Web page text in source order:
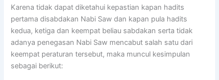
Karena tidak dapat diketahui kepastian kapan hadits
pertama disabdakan Nabi Saw dan kapan pula hadits
kedua, ketiga dan keempat beliau sabdakan serta tidak
adanya penegasan Nabi Saw mencabut salah satu dari
keempat peraturan tersebut, maka muncul kesimpulan
sebagai berikut: